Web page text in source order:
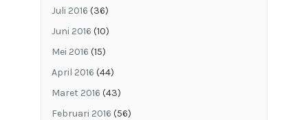
Juli 2016 (36)
Juni 2016 (10)
Mei 2016 (15)
April 2016 (44)
Maret 2016 (43)
Februari 2016 (56)